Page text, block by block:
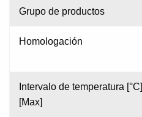
Grupo de productos
Homologación
Intervalo de temperatura [°C]
[Max]